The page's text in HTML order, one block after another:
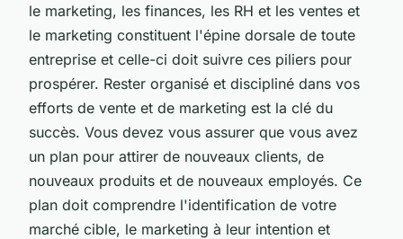
le marketing, les finances, les RH et les ventes et
le marketing constituent l'épine dorsale de toute
entreprise et celle-ci doit suivre ces piliers pour
prospérer. Rester organisé et discipliné dans vos
efforts de vente et de marketing est la clé du
succès. Vous devez vous assurer que vous avez
un plan pour attirer de nouveaux clients, de
nouveaux produits et de nouveaux employés. Ce
plan doit comprendre l'identification de votre
marché cible, le marketing à leur intention et